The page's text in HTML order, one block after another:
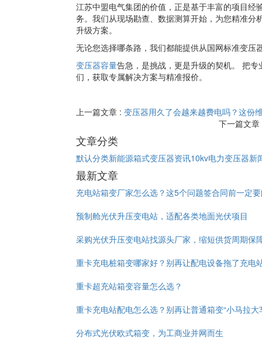
江苏中盟电气集团的价值，正是基于丰富的项目
务。我们从现场勘查、数据测算开始，为您精准
升级方案。
无论您选择哪条路，我们都能提供从国网标准变
变压器容量告急，是挑战，更是升级的契机。 把
们，获取专属解决方案与精准报价。
上一篇文章 : 变压器用久了会越来越费电吗？这份
下一篇文
文章分类
默认分类新能源箱式变压器资讯10kv电力变压器新
最新文章
充电站箱变厂家怎么选？这5个问题签合同前一定
预制舱光伏升压变电站，适配各类地面光伏项目
采购光伏升压变电站找源头厂家，缩短供货周期保
重卡充电桩箱变哪家好？别再让配电设备拖了充电
重卡超充站箱变容量怎么选？
重卡充电站配电怎么选？别再让普通箱变“小马拉大
分布式光伏欧式箱变，为工商业并网而生